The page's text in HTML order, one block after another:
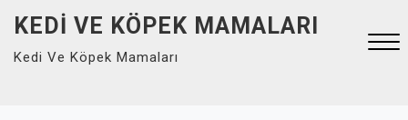
content
KEDI VE KÖPEK MAMALARI
Kedi Ve Köpek Mamaları